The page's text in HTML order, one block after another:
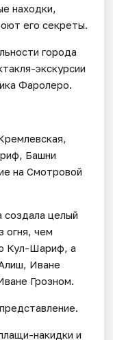
находки,
его секреты.
города
экскурсии
Фаролеро.
Башни
на Смотровой
создала целый
огня, чем
Кул-Шариф, а
Иване
Грозном.
накидки и